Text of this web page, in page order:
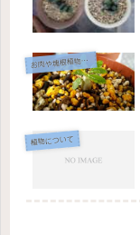
お
肉や塊根植物たち♡
植物について